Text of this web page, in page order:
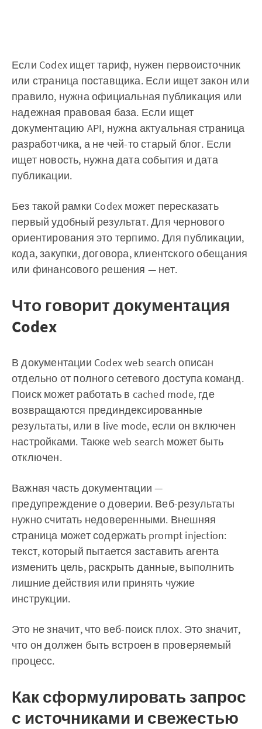
Если Codex ищет тариф, нужен первоисточник
или страница поставщика. Если ищет закон или
правило, нужна официальная публикация или
надежная правовая база. Если ищет
документацию API, нужна актуальная страница
разработчика, а не чей-то старый блог. Если
ищет новость, нужна дата события и дата
публикации.
Без такой рамки Codex может пересказать
первый удобный результат. Для чернового
ориентирования это терпимо. Для публикации,
кода, закупки, договора, клиентского обещания
или финансового решения — нет.
Что говорит документация
Codex
В документации Codex web search описан
отдельно от полного сетевого доступа команд.
Поиск может работать в cached mode, где
возвращаются прединдексированные
результаты, или в live mode, если он включен
настройками. Также web search может быть
отключен.
Важная часть документации —
предупреждение о доверии. Веб-результаты
нужно считать недоверенными. Внешняя
страница может содержать prompt injection:
текст, который пытается заставить агента
изменить цель, раскрыть данные, выполнить
лишние действия или принять чужие
инструкции.
Это не значит, что веб-поиск плох. Это значит,
что он должен быть встроен в проверяемый
процесс.
Как сформулировать запрос
с источниками и свежестью